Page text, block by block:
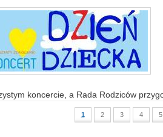
koncercie, a Rada Rodziców
1 2 3 4 5